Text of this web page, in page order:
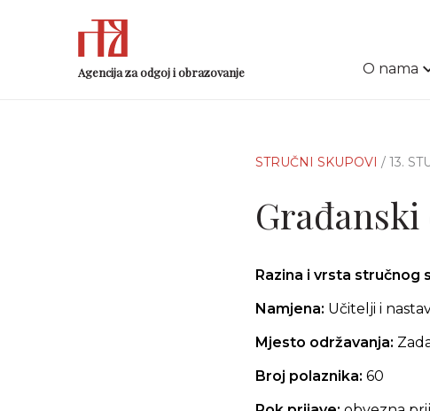
Agencija za odgoj i obrazovanje O nama
STRUČNI SKUPOVI / 13.
Razina i vrsta stručnog
Namjena: Učitelji i
Mjesto održavanja:
Broj polaznika: 60